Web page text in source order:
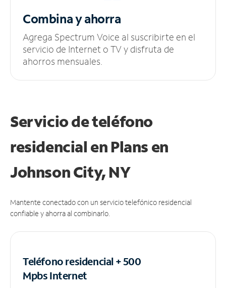
Combina y ahorra
Agrega Spectrum Voice al suscribirte en el
servicio de Internet o TV y disfruta de
ahorros mensuales.
Servicio de teléfono
residencial en Plans en
Johnson City, NY
Mantente conectado con un servicio telefónico residencial
confiable y ahorra al combinarlo.
Teléfono residencial + 500
MpbsInternet